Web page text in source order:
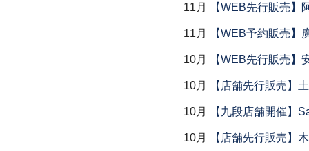
11月 【WEB先行販売】
11月 【WEB予約販売】
10月 【WEB先行販売】
10月 【店舗先行販売】
10月 【九段店舗開催】
10月 【店舗先行販売】